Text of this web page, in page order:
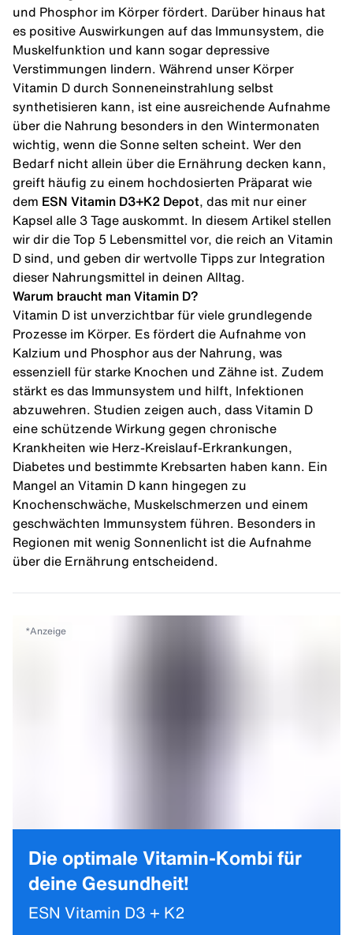
und Phosphor im Körper fördert. Darüber hinaus hat
es positive Auswirkungen auf das Immunsystem, die
Muskelfunktion und kann sogar depressive
Verstimmungen lindern. Während unser Körper
Vitamin D durch Sonneneinstrahlung selbst
synthetisieren kann, ist eine ausreichende Aufnahme
über die Nahrung besonders in den Wintermonaten
wichtig, wenn die Sonne selten scheint. Wer den
Bedarf nicht allein über die Ernährung decken kann,
greift häufig zu einem hochdosierten Präparat wie
dem ESN Vitamin D3+K2 Depot , das mit nur einer
Kapsel alle 3 Tage auskommt. In diesem Artikel stellen
wir dir die Top 5 Lebensmittel vor, die reich an Vitamin
D sind, und geben dir wertvolle Tipps zur Integration
dieser Nahrungsmittel in deinen Alltag.
Warum braucht man Vitamin D?
Vitamin D ist unverzichtbar für viele grundlegende
Prozesse im Körper. Es fördert die Aufnahme von
Kalzium und Phosphor aus der Nahrung, was
essenziell für starke Knochen und Zähne ist. Zudem
stärkt es das Immunsystem und hilft, Infektionen
abzuwehren. Studien zeigen auch, dass Vitamin D
eine schützende Wirkung gegen chronische
Krankheiten wie Herz-Kreislauf-Erkrankungen,
Diabetes und bestimmte Krebsarten haben kann. Ein
Mangel an Vitamin D kann hingegen zu
Knochenschwäche, Muskelschmerzen und einem
geschwächten Immunsystem führen. Besonders in
Regionen mit wenig Sonnenlicht ist die Aufnahme
über die Ernährung entscheidend.
*Anzeige
Die optimale Vitamin-Kombi für
deine Gesundheit!
ESN Vitamin D3 + K2